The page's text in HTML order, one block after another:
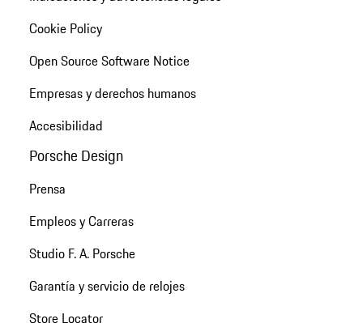
Cookie Policy
Open Source Software Notice
Empresas y derechos humanos
Accesibilidad
Porsche Design
Prensa
Empleos y Carreras
Studio F. A. Porsche
Garantía y servicio de relojes
Store Locator